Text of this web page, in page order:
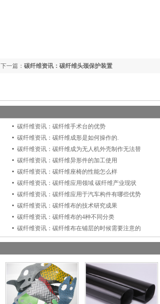
下一篇： 碳纤维资讯：碳纤维头颈保护装置
碳纤维资讯：碳纤维手术台的优势
碳纤维资讯：碳纤维成形是如何操作的.
碳纤维资讯：碳纤维成为无人机外壳制作无法替
碳纤维资讯：碳纤维异形件的加工使用
碳纤维资讯：碳纤维座椅的性能怎么样
碳纤维资讯：碳纤维应用领域 碳纤维产业现状
碳纤维资讯：碳纤维应用于汽车构件有哪些优势
碳纤维资讯：碳纤维布的技术研究成果
碳纤维资讯：碳纤维布的4种不同分类
碳纤维资讯：碳纤维布在铺层的时候需要注意的